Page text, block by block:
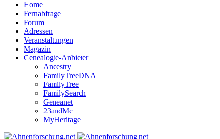
Home
Fernabfrage
Forum
Adressen
Veranstaltungen
Magazin
Genealogie-Anbieter
Ancestry
FamilyTreeDNA
FamilyTree
FamilySearch
Geneanet
23andMe
MyHeritage